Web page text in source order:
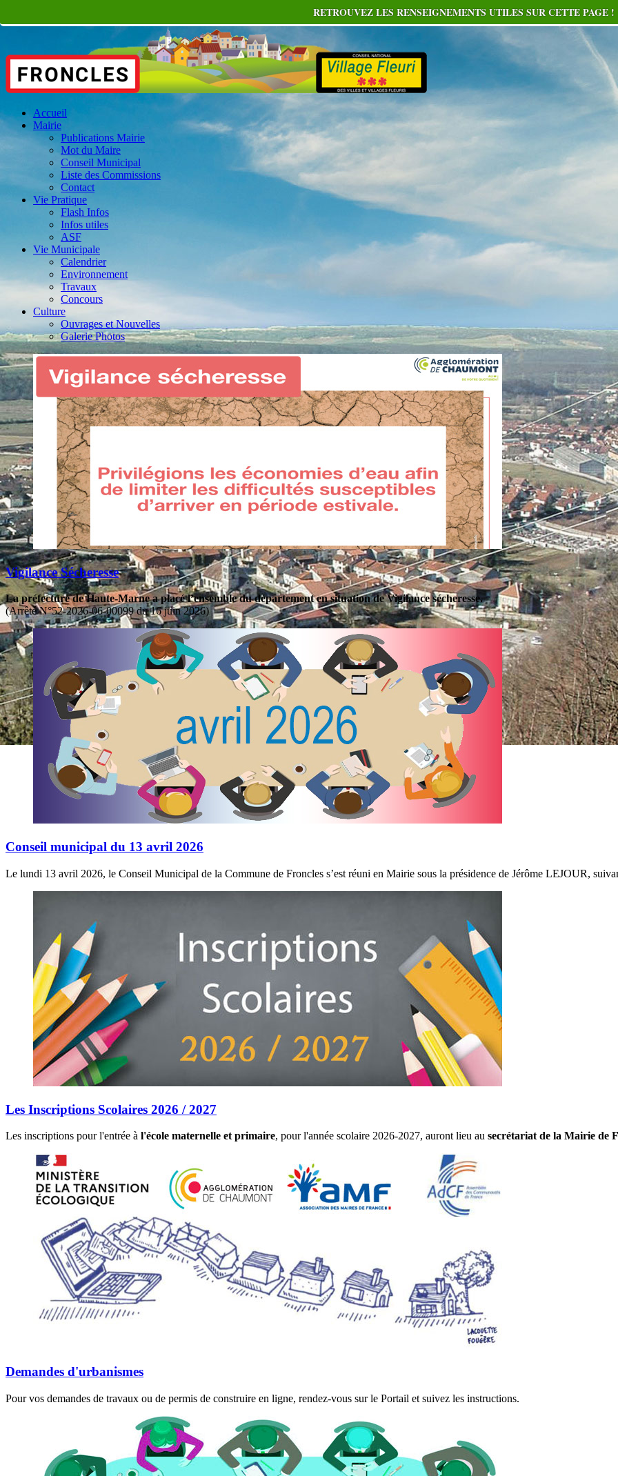
Accueil
Mairie
Publications Mairie
Mot du Maire
Conseil Municipal
Liste des Commissions
Contact
Vie Pratique
Flash Infos
Infos utiles
ASF
Vie Municipale
Calendrier
Environnement
Travaux
Concours
Culture
Ouvrages et Nouvelles
Galerie Photos
Vigilance Sécheresse
La préfecture de Haute-Marne a placé l’ensemble du département en situation de Vigilance sécheresse.
(Arrêté N°52-2026-06-00099 du 16 juin 2026)
Conseil municipal du 13 avril 2026
Le lundi 13 avril 2026, le Conseil Municipal de la Commune de Froncles s’est réuni en Mairie sous la présidence de Jérôme LEJOUR,
Les Inscriptions Scolaires 2026 / 2027
Les inscriptions pour l'entrée à l'école maternelle et primaire, pour l'année scolaire 2026-2027, auront lieu au secrétariat de la Mairie de
Demandes d'urbanismes
Pour vos demandes de travaux ou de permis de construire en ligne, rendez-vous sur le Portail et suivez les instructions.
RETROUVEZ LES RENSEIGNEMENTS UTILES SUR CETTE PAGE !